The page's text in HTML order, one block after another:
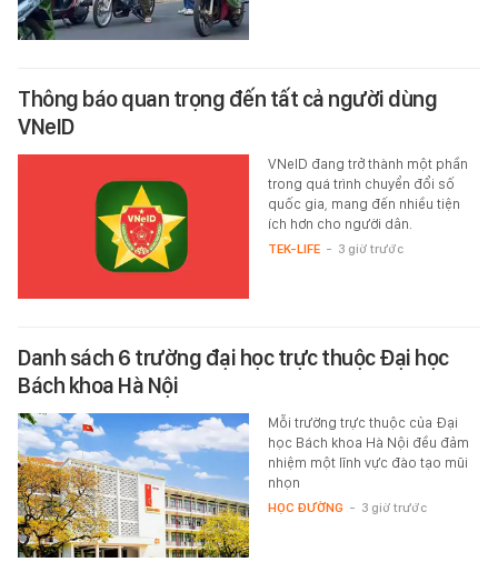
Thông báo quan trọng đến tất cả người dùng
VNeID
VNeID đang trở thành một phần
trong quá trình chuyển đổi số
quốc gia, mang đến nhiều tiện
ích hơn cho người dân.
TEK-LIFE - 3 giờ trước
Danh sách 6 trường đại học trực thuộc Đại học
Bách khoa Hà Nội
Mỗi trường trực thuộc của Đại
học Bách khoa Hà Nội đều đảm
nhiệm một lĩnh vực đào tạo mũi
nhọn
HỌC ĐƯỜNG - 3 giờ trước